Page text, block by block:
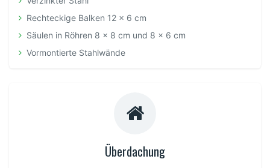
Rechteckige Balken 12 x 6 cm
Säulen in Röhren 8 x 8 cm und 8 x 6 cm
Vormontierte Stahlwände
Überdachung